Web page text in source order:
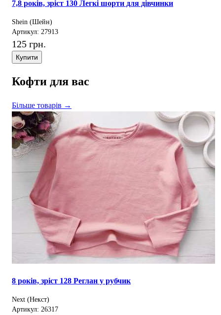
7,8 років, зріст 130 Легкі шорти для дівчинки
Shein (Шейн)
Артикул: 27913
125 грн.
Купити
Кофти для вас
Більше товарів →
8 років, зріст 128 Реглан у рубчик
Next (Некст)
Артикул: 26317